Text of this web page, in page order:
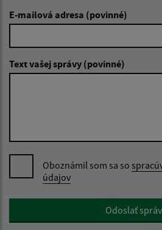
E-mailová adresa (povinné)
Text vašej správy (povinné)
Oboznámil som sa so
údajov
Google reCaptcha ResponseOdoslať